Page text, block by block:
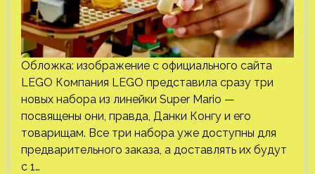
Обложка: изображение с официального сайта
LEGO Компания LEGO представила сразу три
новых набора из линейки Super Mario —
посвящены они, правда, Данки Конгу и его
товарищам. Все три набора уже доступны для
предварительного заказа, а доставлять их будут
с 1…